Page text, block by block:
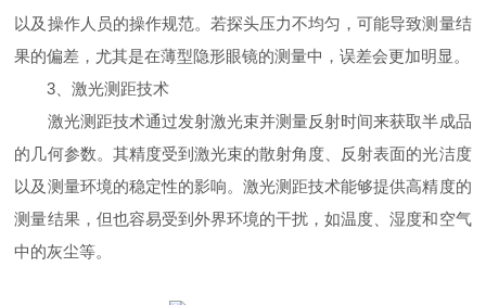
以及操作人员的操作规范。若探头压力不均匀，可能导致测量结
果的偏差，尤其是在薄型隐形眼镜的测量中，误差会更加明显。
3、激光测距技术
激光测距技术通过发射激光束并测量反射时间来获取半成品
的几何参数。其精度受到激光束的散射角度、反射表面的光洁度
以及测量环境的稳定性的影响。激光测距技术能够提供高精度的
测量结果，但也容易受到外界环境的干扰，如温度、湿度和空气
中的灰尘等。